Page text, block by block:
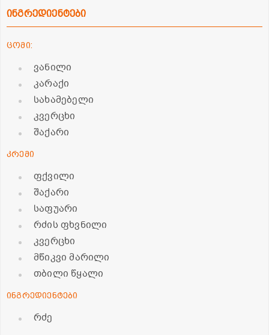
ინგრედიენტები
ცომი:
ვანილი
კარაქი
სახამებელი
კვერცხი
შაქარი
კრემი
ფქვილი
შაქარი
საფუარი
რძის ფხვნილი
კვერცხი
მწიკვი მარილი
თბილი წყალი
ინგრედიენტები
რძე